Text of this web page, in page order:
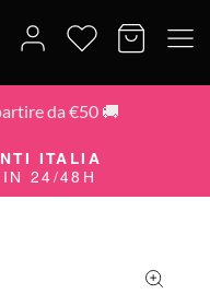
da €50 🚚
ITALIA
24/48H